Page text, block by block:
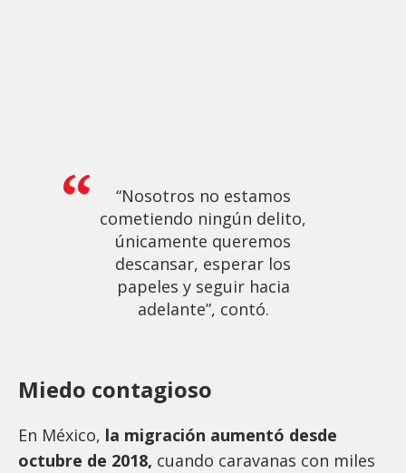
“Nosotros no estamos
cometiendo ningún delito,
únicamente queremos
descansar, esperar los
papeles y seguir hacia
adelante”, contó.
Miedo contagioso
En México, la migración aumentó desde
octubre de 2018, cuando caravanas con miles